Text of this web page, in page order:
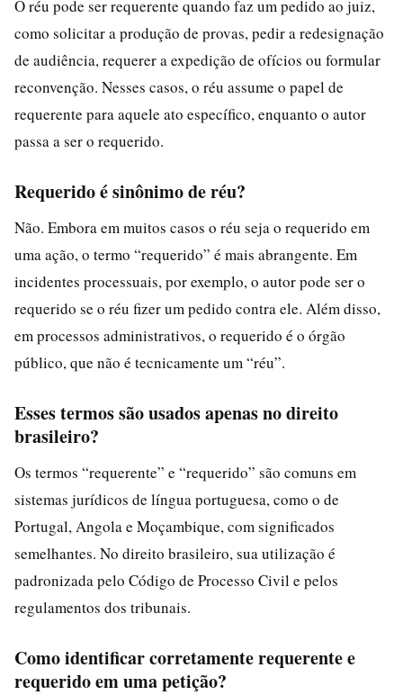
O réu pode ser requerente quando faz um pedido ao juiz,
como solicitar a produção de provas, pedir a redesignação
de audiência, requerer a expedição de ofícios ou formular
reconvenção. Nesses casos, o réu assume o papel de
requerente para aquele ato específico, enquanto o autor
passa a ser o requerido.
Requerido é sinônimo de réu?
Não. Embora em muitos casos o réu seja o requerido em
uma ação, o termo “requerido” é mais abrangente. Em
incidentes processuais, por exemplo, o autor pode ser o
requerido se o réu fizer um pedido contra ele. Além disso,
em processos administrativos, o requerido é o órgão
público, que não é tecnicamente um “réu”.
Esses termos são usados apenas no direito
brasileiro?
Os termos “requerente” e “requerido” são comuns em
sistemas jurídicos de língua portuguesa, como o de
Portugal, Angola e Moçambique, com significados
semelhantes. No direito brasileiro, sua utilização é
padronizada pelo Código de Processo Civil e pelos
regulamentos dos tribunais.
Como identificar corretamente requerente e
requerido em uma petição?